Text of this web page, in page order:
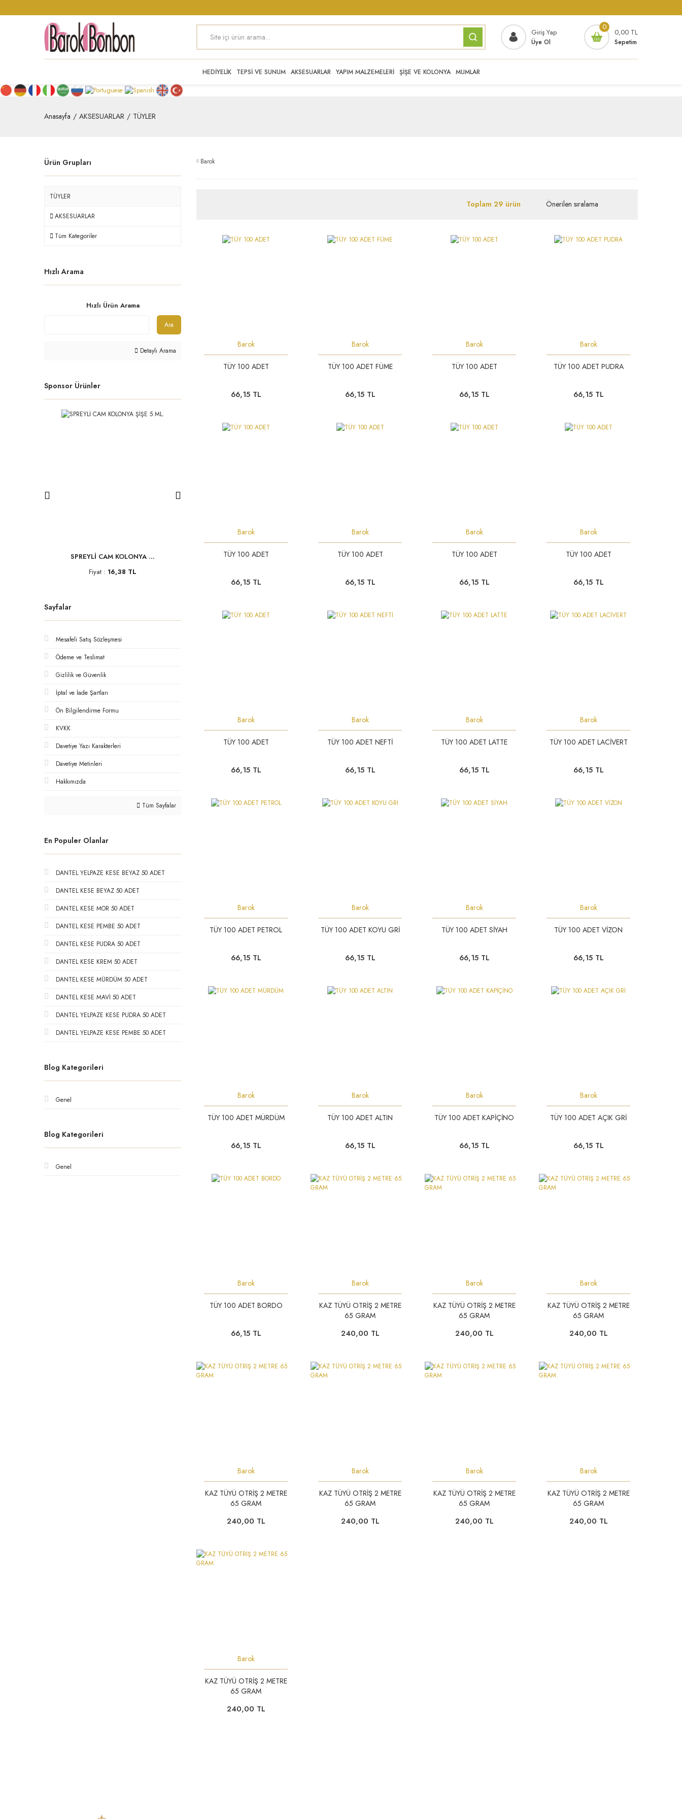
Giriş Yap
Üye Ol
0
0,00 TL
Sepetim
HEDİYELİK TEPSİ VE SUNUM AKSESUARLAR YAPIM MALZEMELERİ ŞİŞE VE KOLONYA MUMLAR
Anasayfa AKSESUARLAR TÜYLER
Ürün Grupları
TÜYLER
AKSESUARLAR
Tüm Kategoriler
Hızlı Arama
Hızlı Ürün Arama
Ara
Detaylı Arama
Sponsor Ürünler
SPREYLİ CAM KOLONYA ...
Fiyat : 16,38 TL
ISLAK MENEKŞE PATLIC ...
GÜMÜŞ TOZ SİM 25 GR.
ÇİÇEK DOĞAL CİPSO BE ...
Sayfalar
Mesafeli Satış Sözleşmesi
Ödeme ve Teslimat
Gizlilik ve Güvenlik
İptal ve İade Şartları
Ön Bilgilendirme Formu
KVKK
Davetiye Yazı Karakterleri
Davetiye Metinleri
Hakkımızda
Tüm Sayfalar
En Populer Olanlar
DANTEL YELPAZE KESE BEYAZ 50 ADET
DANTEL KESE BEYAZ 50 ADET
DANTEL KESE MOR 50 ADET
DANTEL KESE PEMBE 50 ADET
DANTEL KESE PUDRA 50 ADET
DANTEL KESE KREM 50 ADET
DANTEL KESE MÜRDÜM 50 ADET
DANTEL KESE MAVİ 50 ADET
DANTEL YELPAZE KESE PUDRA 50 ADET
DANTEL YELPAZE KESE PEMBE 50 ADET
Blog Kategorileri
Genel
Blog Kategorileri
Genel
Barok
Toplam 29 ürün
Barok
TÜY 100 ADET
66,15 TL
Barok
TÜY 100 ADET FÜME
66,15 TL
Barok
TÜY 100 ADET
66,15 TL
Barok
TÜY 100 ADET PUDRA
66,15 TL
Barok
TÜY 100 ADET
66,15 TL
Barok
TÜY 100 ADET
66,15 TL
Barok
TÜY 100 ADET
66,15 TL
Barok
TÜY 100 ADET
66,15 TL
Barok
TÜY 100 ADET
66,15 TL
Barok
TÜY 100 ADET NEFTİ
66,15 TL
Barok
TÜY 100 ADET LATTE
66,15 TL
Barok
TÜY 100 ADET LACİVERT
66,15 TL
Barok
TÜY 100 ADET PETROL
66,15 TL
Barok
TÜY 100 ADET KOYU GRİ
66,15 TL
Barok
TÜY 100 ADET SİYAH
66,15 TL
Barok
TÜY 100 ADET VİZON
66,15 TL
Barok
TÜY 100 ADET MÜRDÜM
66,15 TL
Barok
TÜY 100 ADET ALTIN
66,15 TL
Barok
TÜY 100 ADET KAPİÇİNO
66,15 TL
Barok
TÜY 100 ADET AÇIK GRİ
66,15 TL
Barok
TÜY 100 ADET BORDO
66,15 TL
Barok
KAZ TÜYÜ OTRİŞ 2 METRE
65 GRAM
240,00 TL
Barok
KAZ TÜYÜ OTRİŞ 2 METRE
65 GRAM
240,00 TL
Barok
KAZ TÜYÜ OTRİŞ 2 METRE
65 GRAM
240,00 TL
Barok
KAZ TÜYÜ OTRİŞ 2 METRE
65 GRAM
240,00 TL
Barok
KAZ TÜYÜ OTRİŞ 2 METRE
65 GRAM
240,00 TL
Barok
KAZ TÜYÜ OTRİŞ 2 METRE
65 GRAM
240,00 TL
Barok
KAZ TÜYÜ OTRİŞ 2 METRE
65 GRAM
240,00 TL
Barok
KAZ TÜYÜ OTRİŞ 2 METRE
65 GRAM
240,00 TL